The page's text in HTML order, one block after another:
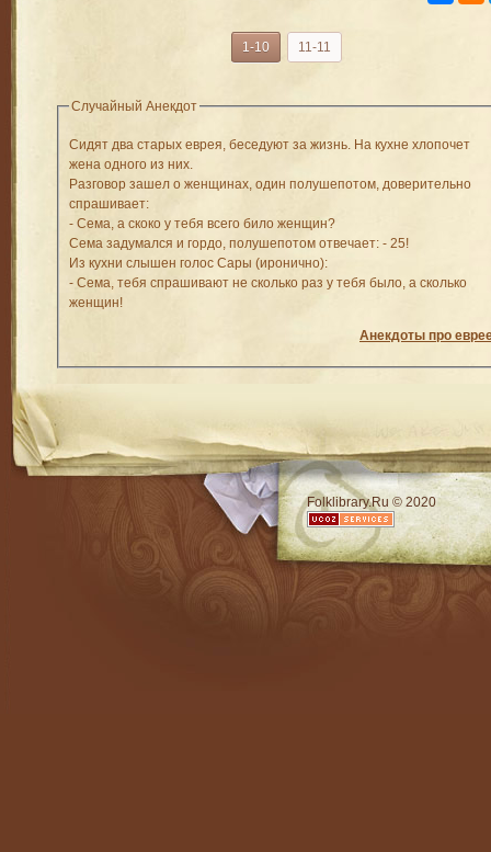
1-10 11-11
Случайный Анекдот
Сидят два старых еврея, беседуют за жизнь. На кухне хлопочет
жена одного из них.
Разговор зашел о женщинах, один полушепотом, доверительно
спрашивает:
- Сема, а скоко у тебя всего било женщин?
Сема задумался и гордо, полушепотом отвечает: - 25!
Из кухни слышен голос Сары (иронично):
- Сема, тебя спрашивают не сколько раз у тебя было, а сколько
женщин!
Анекдоты про
Folklibrary.Ru © 2020
RSS